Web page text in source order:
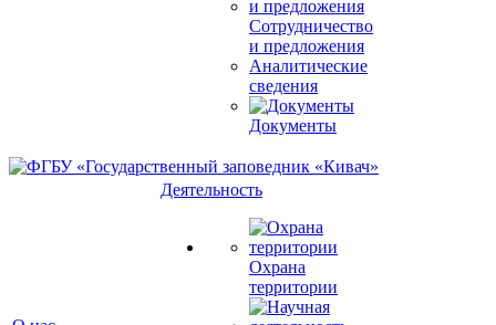
Сотрудничество
и предложения
Аналитические
сведения
Документы
Деятельность
Охрана
территории